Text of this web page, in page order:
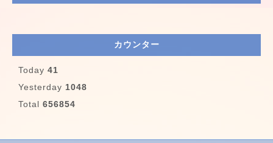
カウンター
Today 41
Yesterday 1048
Total 656854